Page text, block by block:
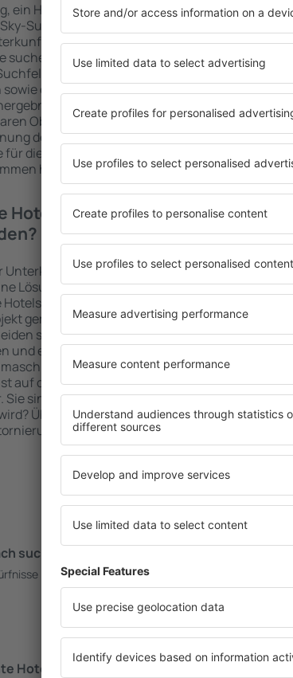
ein Hotel Cooper's Town zu finden, ist die
Suchmaschine für Unterkünfte. Eine
garantiert, dass Sie gerade das
suchen. Geben Sie den Reiseort in die
ein, wählen Sie die Check-In- und
die Anzahl der Gäste und Zimmer aus.
werden die zum angegebenen
Objekte angezeigt. Sie können ganz
des Hotels vom Zentrum, die
die Unterkunft oder die Anzahl der Sterne,
hat, überprüfen.
Hotels in Cooper's Town
Unterkunft auf der eSkyTravel.de-
Lösung, mit der Sie Zeit und Geld sparen.
in Cooper's Town und
gemäß Ihrer Anforderungen. Viele
sich für das "Flug + Hotel" -Paket, mit
und einen Flug und Hotel sofort buchen
und Buchung von günstigen Hotels
auf der Startseite auf der Registerkarte
Sie sind nicht ganz sicher, ob die geplante
Überprüfen Sie, ob das gewählte Objekt
der Buchung anbietet.
suchen
Buchen ohne Sorgen mit einer
kostenlosen Stornierungsoption.
Hotels von eSky-Nutzern